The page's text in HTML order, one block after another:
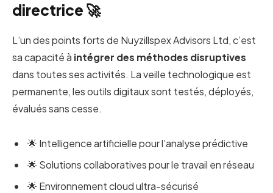
directrice 🚀
L’un des points forts de Nuyzillspex Advisors Ltd, c’est
sa capacité à intégrer des méthodes disruptives
dans toutes ses activités. La veille technologique est
permanente, les outils digitaux sont testés, déployés,
évalués sans cesse.
🌟 Intelligence artificielle pour l’analyse prédictive
🌟 Solutions collaboratives pour le travail en réseau
🌟 Environnement cloud ultra-sécurisé